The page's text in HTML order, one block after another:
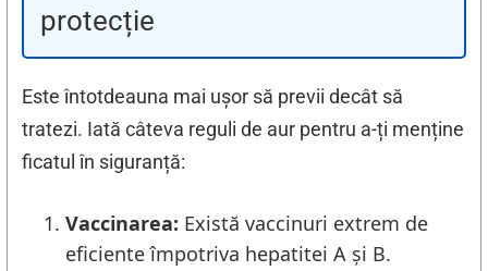
protecție
Este întotdeauna mai ușor să previi decât să
tratezi. Iată câteva reguli de aur pentru a-ți menține
ficatul în siguranță:
Vaccinarea: Există vaccinuri extrem de
eficiente împotriva hepatitei A și B.